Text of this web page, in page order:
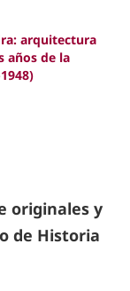
arquitectura
años de la
originales y
de Historia